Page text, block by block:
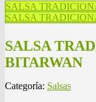
SALSA
SALSA
SALSA
BITARWAN
Categoría: Salsas